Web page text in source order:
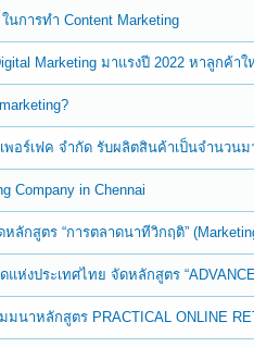
นการทำ Content Marketing
Marketing มาแรงปี 2022 หาลูกค้า
พอร์เฟค จำกัด รับผลิตสินค้าเป็นจำนวนม
Company in Chennai
ลักสูตร “การตลาดนาทีวิกฤติ”
ห่งประเทศไทย จัดหลักสูตร
มนาหลักสูตร PRACTICAL ONLINE